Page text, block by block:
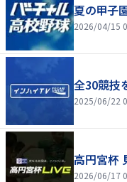
夏の甲子
2026/04/15
全30競技
2025/06/22
高円宮杯
2026/06/17